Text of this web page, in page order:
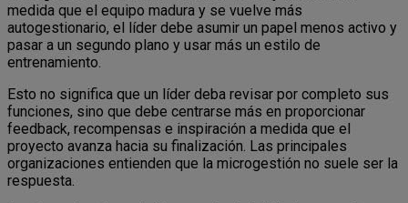
medida que el equipo madura y se vuelve más
autogestionario, el líder debe asumir un papel menos activo y
pasar a un segundo plano y usar más un estilo de
entrenamiento.
Esto no significa que un líder deba revisar por completo sus
funciones, sino que debe centrarse más en proporcionar
feedback, recompensas e inspiración a medida que el
proyecto avanza hacia su finalización. Las principales
organizaciones entienden que la microgestión no suele ser la
respuesta.